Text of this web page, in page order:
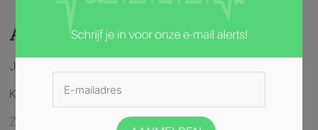
Antwerpen
Je woont in de regio Antwerpen?
Kies nu het profiel dat het best bij je past:
Zelfstandig wonende Jongeren en/of volwassenen